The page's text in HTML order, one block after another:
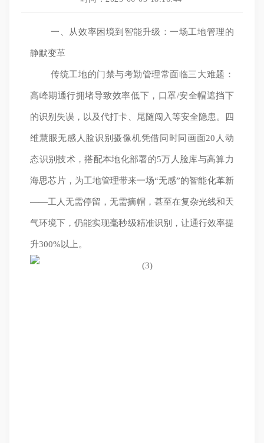
一、从效率困境到智能升级：一场工地管理的
静默变革
传统工地的门禁与考勤管理常面临三大难题：
高峰期通行拥堵导致效率低下，口罩/安全帽遮挡下
的识别失误，以及代打卡、尾随闯入等安全隐患。四
维慧眼无感人脸识别摄像机凭借同时同画面20人动
态识别技术，搭配本地化部署的5万人脸库与高算力
海思芯片，为工地管理带来一场“无感”的智能化革新
——工人无需停留，无需摘帽，甚至在复杂光线和天
气环境下，仍能实现毫秒级精准识别，让通行效率提
升300%以上。